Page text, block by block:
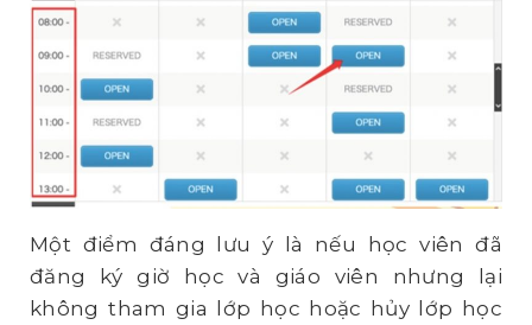
Một điểm đáng lưu ý là nếu học viên đã
đăng ký giờ học và giáo viên nhưng lại
không tham gia lớp học hoặc hủy lớp học